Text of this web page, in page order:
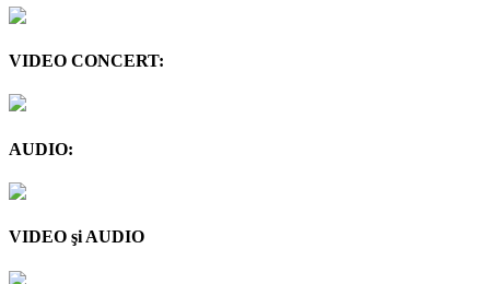
VIDEO CONCERT:
AUDIO:
VIDEO şi AUDIO